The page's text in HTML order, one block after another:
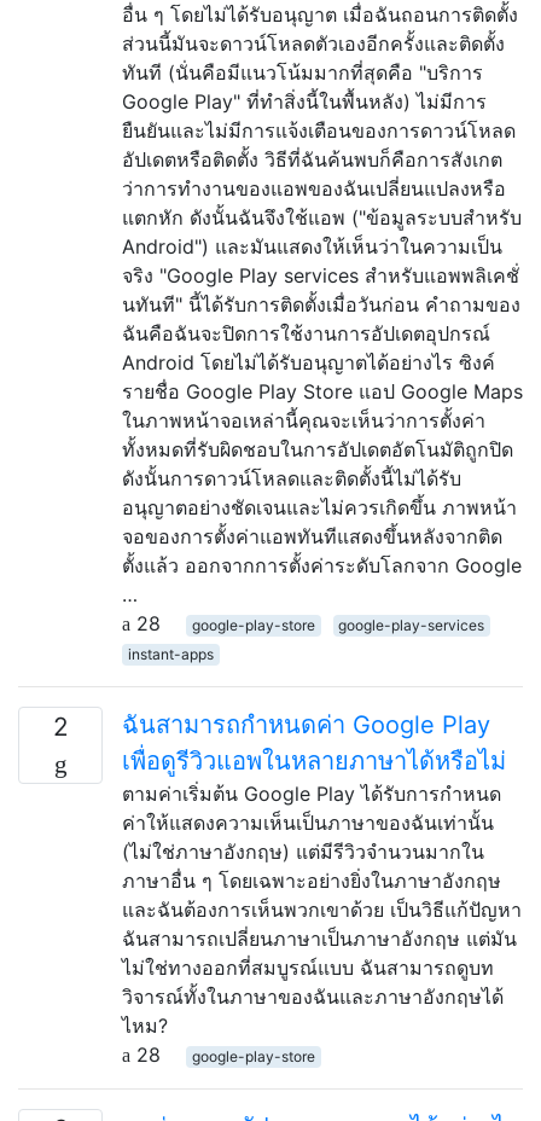
อื่น ๆ โดยไม่ได้รับอนุญาต เมื่อฉันถอนการติดตั้ง
ส่วนนี้มันจะดาวน์โหลดตัวเองอีกครั้งและติดตั้ง
ทันที (นั่นคือมีแนวโน้มมากที่สุดคือ "บริการ
Google Play" ที่ทำสิ่งนี้ในพื้นหลัง) ไม่มีการ
ยืนยันและไม่มีการแจ้งเตือนของการดาวน์โหลด
อัปเดตหรือติดตั้ง วิธีที่ฉันค้นพบก็คือการสังเกต
ว่าการทำงานของแอพของฉันเปลี่ยนแปลงหรือ
แตกหัก ดังนั้นฉันจึงใช้แอพ ("ข้อมูลระบบสำหรับ
Android") และมันแสดงให้เห็นว่าในความเป็น
จริง "Google Play services สำหรับแอพพลิเคชั่
นทันที" นี้ได้รับการติดตั้งเมื่อวันก่อน คำถามของ
ฉันคือฉันจะปิดการใช้งานการอัปเดตอุปกรณ์
Android โดยไม่ได้รับอนุญาตได้อย่างไร ซิงค์
รายชื่อ Google Play Store แอป Google Maps
ในภาพหน้าจอเหล่านี้คุณจะเห็นว่าการตั้งค่า
ทั้งหมดที่รับผิดชอบในการอัปเดตอัตโนมัติถูกปิด
ดังนั้นการดาวน์โหลดและติดตั้งนี้ไม่ได้รับ
อนุญาตอย่างชัดเจนและไม่ควรเกิดขึ้น ภาพหน้า
จอของการตั้งค่าแอพทันทีแสดงขึ้นหลังจากติด
ตั้งแล้ว ออกจากการตั้งค่าระดับโลกจาก Google
…
28
google-play-store
google-play-services
instant-apps
2
ฉันสามารถกำหนดค่า Google Play
เพื่อดูรีวิวแอพในหลายภาษาได้หรือไม่
ตามค่าเริ่มต้น Google Play ได้รับการกำหนด
ค่าให้แสดงความเห็นเป็นภาษาของฉันเท่านั้น
(ไม่ใช่ภาษาอังกฤษ) แต่มีรีวิวจำนวนมากใน
ภาษาอื่น ๆ โดยเฉพาะอย่างยิ่งในภาษาอังกฤษ
และฉันต้องการเห็นพวกเขาด้วย เป็นวิธีแก้ปัญหา
ฉันสามารถเปลี่ยนภาษาเป็นภาษาอังกฤษ แต่มัน
ไม่ใช่ทางออกที่สมบูรณ์แบบ ฉันสามารถดูบท
วิจารณ์ทั้งในภาษาของฉันและภาษาอังกฤษได้
ไหม?
28
google-play-store